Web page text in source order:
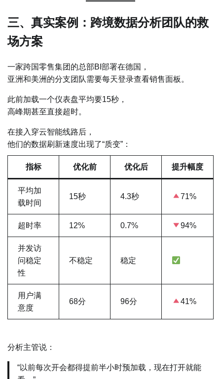
三、真实案例：跨境数据分析团队的救
场方案
一家跨国零售集团的总部BI部署在德国，
亚洲和美洲的分支团队需要每天登录查看销售面板。
此前加载一个仪表盘平均要15秒，
高峰期甚至直接超时。
在接入穿云智能线路后，
他们的数据刷新速度出现了“质变”：
指标 优化前 优化后 提升幅度
平均加
载时间
15秒 4.3秒 71%
超时率 12% 0.7% 94%
并发访
问稳定
性
不稳定 稳定
用户满
意度
68分 96分 41%
分析主管说：
“以前每次开会都得提前半小时预加载，现在打开就能